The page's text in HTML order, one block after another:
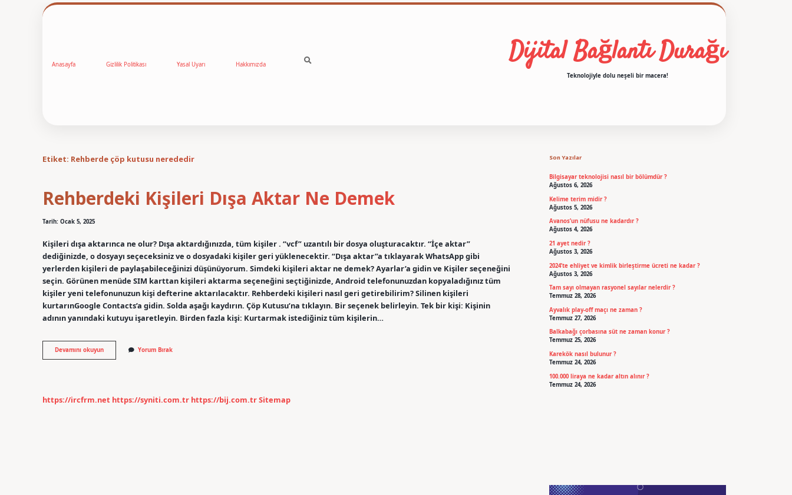
Anasayfa Gizlilik Politikası Yasal Uyarı Hakkımızda Dijital Bağlantı Durağı
Teknolojiyle dolu neşeli bir macera!
Etiket: Rehberde çöp kutusu nerededir
Rehberdeki Kişileri Dışa Aktar Ne Demek
Tarih: Ocak 5, 2025
Kişileri dışa aktarınca ne olur? Dışa aktardığınızda, tüm kişiler . “vcf” uzantılı bir dosya oluşturacaktır. “İçe aktar”
dediğinizde, o dosyayı seçeceksiniz ve o dosyadaki kişiler geri yüklenecektir. “Dışa aktar”a tıklayarak WhatsApp gibi
yerlerden kişileri de paylaşabileceğinizi düşünüyorum. Simdeki kişileri aktar ne demek? Ayarlar’a gidin ve Kişiler seçeneğini
seçin. Görünen menüde SIM karttan kişileri aktarma seçeneğini seçtiğinizde, Android telefonunuzdan kopyaladığınız tüm
kişiler yeni telefonunuzun kişi defterine aktarılacaktır. Rehberdeki kişileri nasıl geri getirebilirim? Silinen kişileri
kurtarınGoogle Contacts’a gidin. Solda aşağı kaydırın. Çöp Kutusu’na tıklayın. Bir seçenek belirleyin. Tek bir kişi: Kişinin
adının yanındaki kutuyu işaretleyin. Birden fazla kişi: Kurtarmak istediğiniz tüm kişilerin…
Devamını okuyunRehberdeki
Kişileri
Yorum Bırak
https://ircfrm.net https://syniti.com.tr https://bij.com.trSitemap
Son Yazılar
Bilgisayar teknolojisi nasıl bir bölümdür ?
Ağustos 6, 2026
Kelime terim midir ?
Ağustos 5, 2026
Avanos’un nüfusu ne kadardır ?
Ağustos 4, 2026
21 ayet nedir ?
Ağustos 3, 2026
2024’te ehliyet ve kimlik birleştirme ücreti ne kadar ?
Ağustos 3, 2026
Tam sayı olmayan rasyonel sayılar nelerdir ?
Temmuz 28, 2026
Ayvalık play-off maçı ne zaman ?
Temmuz 27, 2026
Balkabağı çorbasına süt ne zaman konur ?
Temmuz 25, 2026
Karekök nasıl bulunur ?
Temmuz 24, 2026
100.000 liraya ne kadar altın alınır ?
Temmuz 24, 2026